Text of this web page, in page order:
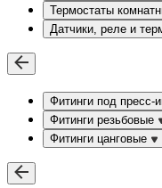
Термостаты
Датчики, реле и
Фитинги под пресс-
Фитинги резьбовые
Фитинги цанговые